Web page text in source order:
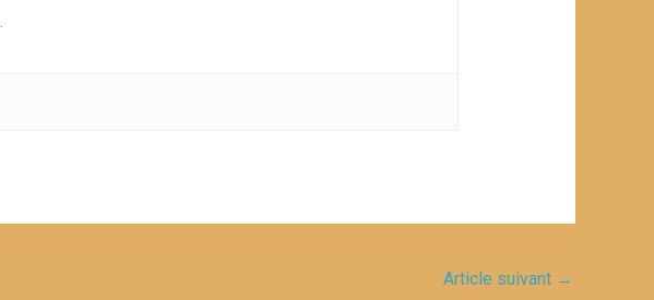
Article suivant →